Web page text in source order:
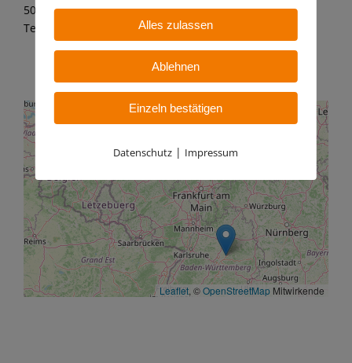
50126 Bergheim – Paffendorf
Tel.: 02271 7 59 21 11
Leaflet , ©OpenStreetMap Mitwirkende
Alles zulassen
Ablehnen
Einzeln bestätigen
Datenschutz | Impressum